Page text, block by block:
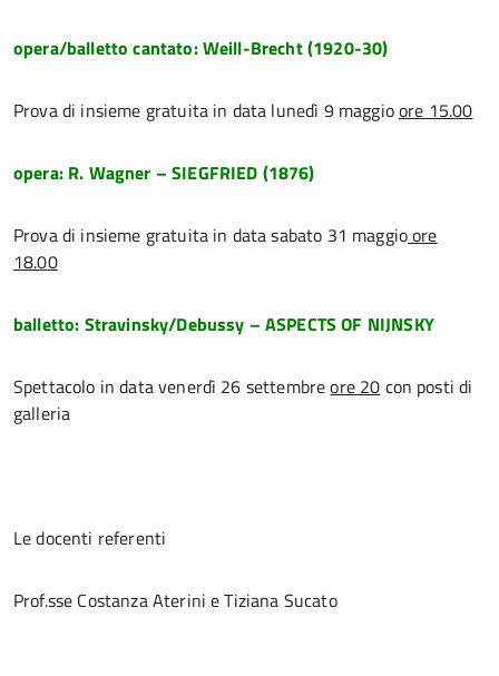
opera/balletto cantato: Weill-Brecht (1920-30)
Prova di insieme gratuita in data lunedì 9 maggioore 15.00
opera: R. Wagner – SIEGFRIED (1876)
Prova di insieme gratuita in data sabato 31 maggioore
18.00
balletto: Stravinsky/Debussy – ASPECTS OF NIJNSKY
Spettacolo in data venerdì 26 settembreore 20 con posti di
galleria
Le docenti referenti
Prof.sse Costanza Aterini e Tiziana Sucato